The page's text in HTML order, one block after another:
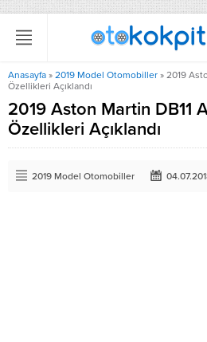
Anasayfa » 2019 Model Otomobiller » 2019
Özellikleri Açıklandı
2019 Aston Martin DB11
Özellikleri Açıklandı
2019 Model Otomobiller